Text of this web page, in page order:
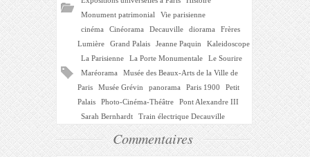
Monument patrimonial
Vie parisienne
cinéma
Cinéorama Decauville diorama
Frères
Lumière
Grand Palais Jeanne Paquin
Kaleidoscope
La Parisienne
La Porte Monumentale
Le Sourire
Maréorama
Musée des Beaux-Arts de la Ville de
Paris
Musée Grévin panorama Paris 1900
Petit
Palais
Photo-Cinéma-Théâtre
Pont Alexandre III
Sarah Bernhardt
Train électrique Decauville
Commentaires